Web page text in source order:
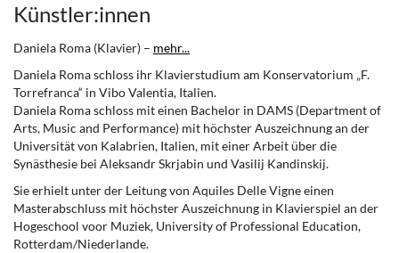
Künstler:innen
Daniela Roma (Klavier) – mehr...
Daniela Roma schloss ihr Klavierstudium am Konservatorium „F.
Torrefranca“ in Vibo Valentia, Italien.
Daniela Roma schloss mit einen Bachelor in DAMS (Department of
Arts, Music and Performance) mit höchster Auszeichnung an der
Universität von Kalabrien, Italien, mit einer Arbeit über die
Synästhesie bei Aleksandr Skrjabin und Vasilij Kandinskij.
Sie erhielt unter der Leitung von Aquiles Delle Vigne einen
Masterabschluss mit höchster Auszeichnung in Klavierspiel an der
Hogeschool voor Muziek, University of Professional Education,
Rotterdam/Niederlande.